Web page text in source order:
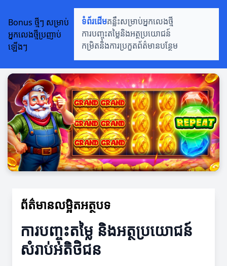
Bonus ថ្មីៗ សម្រាប់
អ្នកលេងថ្មីប្រញាប់
ឡើងៗ
ទំព័រដើមគន្លឹះសម្រាប់អ្នកលេងថ្មី
ការបញ្ចុះតម្លៃនិងអត្ថប្រយោជន៍
កម្រិតនិងការប្រកួតព័ត៌មានបន្ថែម
ព័ត៌មានលម្អិតអត្ថបទ
ការបញ្ចុះតម្លៃ និងអត្ថប្រយោជន៍
សំរាប់អតិថិជន